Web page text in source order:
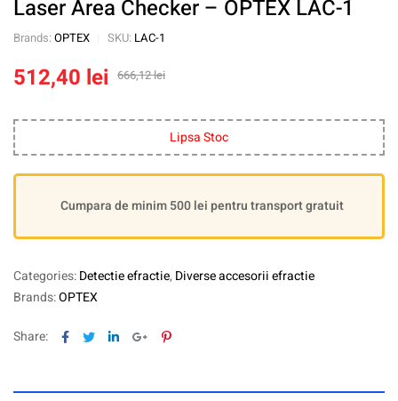
Laser Area Checker – OPTEX LAC-1
Brands: OPTEX SKU: LAC-1
666,12lei
512,40 lei
Lipsa Stoc
Cumpara de minim 500 lei pentru transport gratuit
Categories:Detectie efractie, Diverse accesorii efractie
Brands:OPTEX
Share: Facebook
TwitterLinkedinGoogle+Pinterest